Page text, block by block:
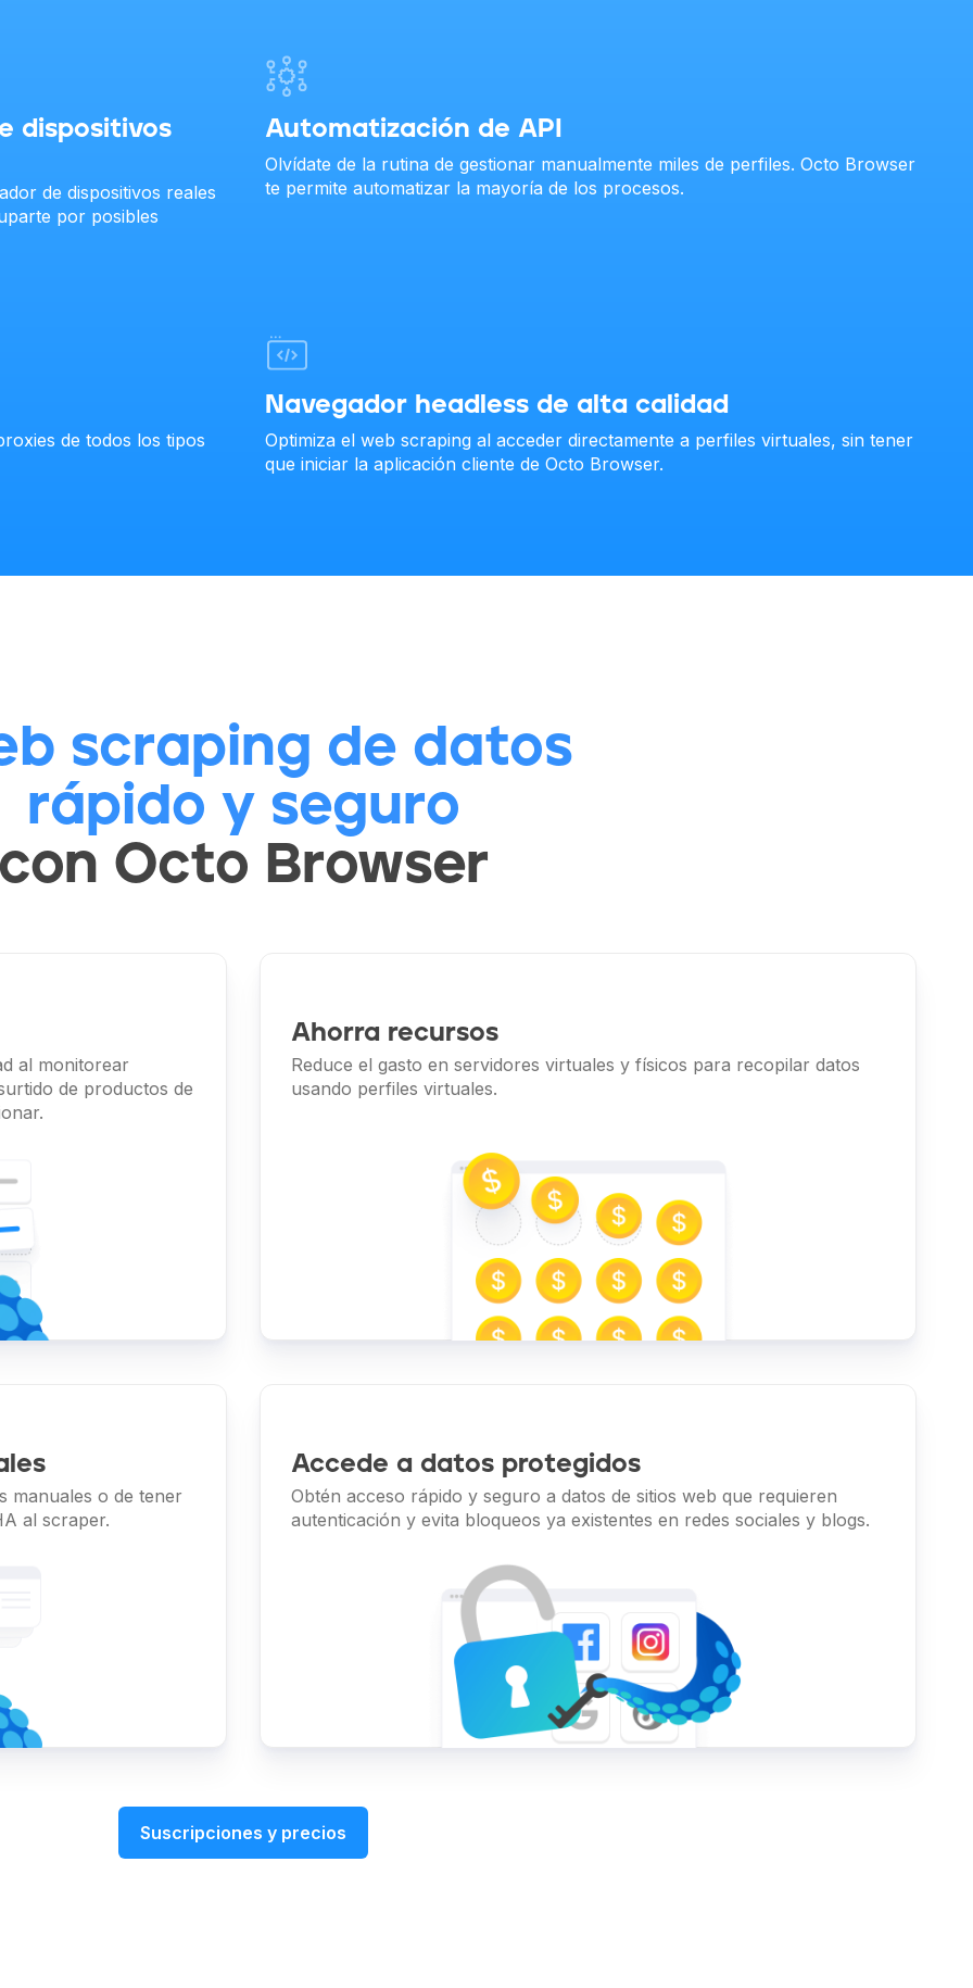
dispositivos
de dispositivos reales
por posibles
Automatización de API
Olvídate de la rutina de gestionar manualmente miles de perfiles. Octo Browser
te permite automatizar la mayoría de los procesos.
de todos los tipos
Navegador headless de alta calidad
Optimiza el web scraping al acceder directamente a perfiles virtuales, sin tener
que iniciar la aplicación cliente de Octo Browser.
scraping de datos
rápido y seguro
Octo Browser
al monitorear
de productos de
Ahorra recursos
Reduce el gasto en servidores virtuales y físicos para recopilar datos
usando perfiles virtuales.
manuales o de tener
al scraper.
Accede a datos protegidos
Obtén acceso rápido y seguro a datos de sitios web que requieren
autenticación y evita bloqueos ya existentes en redes sociales y blogs.
Suscripciones y precios